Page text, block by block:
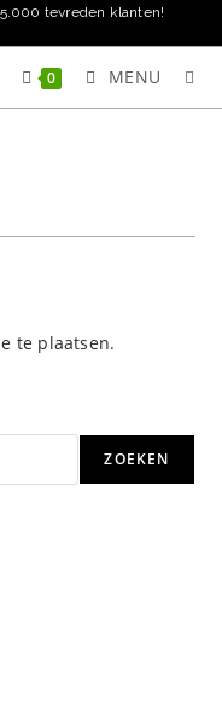
tevreden klanten!
0 MENU
te plaatsen.
ZOEKEN